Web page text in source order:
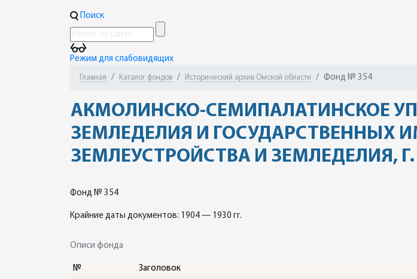
Поиск
Режим для слабовидящих
Главная Каталог фондов Исторический архив Омской области Фонд № 354
АКМОЛИНСКО-СЕМИПАЛАТИНСКОЕ
ЗЕМЛЕДЕЛИЯ И ГОСУДАРСТВЕННЫХ
ЗЕМЛЕУСТРОЙСТВА И ЗЕМЛЕДЕЛИЯ,
Фонд № 354
Крайние даты документов: 1904 — 1930 гг.
Описи фонда
№ Заголовок